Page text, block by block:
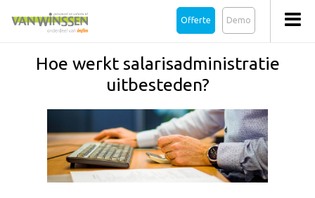
Demo
Offerte
Hoe werkt salarisadministratie
uitbesteden?